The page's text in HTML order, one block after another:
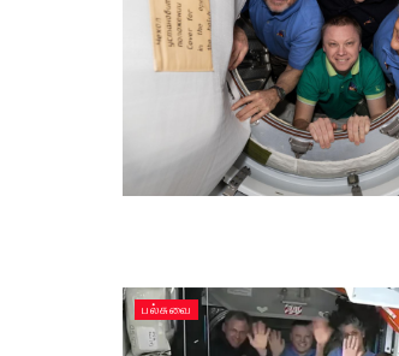
பல்சுவை